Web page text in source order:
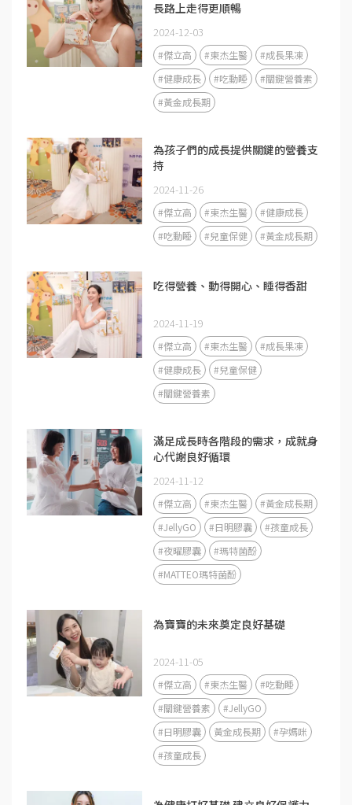
長路上走得更順暢
2024-12-03
#傑立高 #東杰生醫
#成長果凍
#健康成長
#吃動睡
#關鍵營養素
#黃金成長期
為孩子們的成長提供關鍵的營養支
持
2024-11-26
#傑立高 #東杰生醫
#健康成長
#吃動睡
#兒童保健 #黃金成長期
吃得營養、動得開心、睡得香甜
2024-11-19
#傑立高 #東杰生醫
#成長果凍
#健康成長
#兒童保健
#關鍵營養素
滿足成長時各階段的需求，成就身
心代謝良好循環
2024-11-12
#傑立高 #東杰生醫
#黃金成長期
#JellyGO
#日明膠囊
#孩童成長
#夜曜膠囊
#瑪特菌酚
#MATTEO瑪特菌酚
為寶寶的未來奠定良好基礎
2024-11-05
#傑立高 #東杰生醫
#吃動睡
#關鍵營養素
#JellyGO
#日明膠囊
黃金成長期
#孕媽咪
#孩童成長